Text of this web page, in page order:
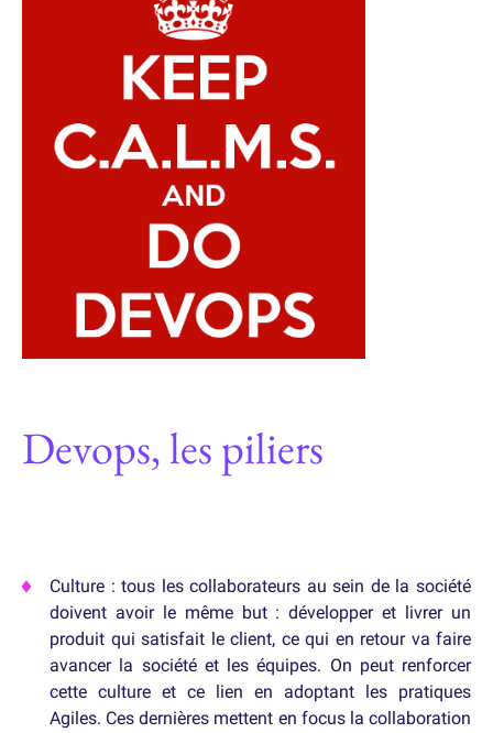
Devops, les piliers
Culture : tous les collaborateurs au sein de la société
doivent avoir le même but : développer et livrer un
produit qui satisfait le client, ce qui en retour va faire
avancer la société et les équipes. On peut renforcer
cette culture et ce lien en adoptant les pratiques
Agiles. Ces dernières mettent en focus la collaboration